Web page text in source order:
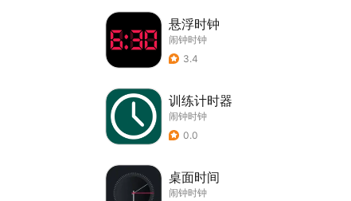
悬浮时钟
闹钟时钟
3.4
训练计时器
闹钟时钟
0.0
桌面时间
闹钟时钟